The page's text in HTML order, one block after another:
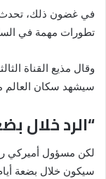
في غضون ذلك، تحدث
تطورات مهمة في
وقال مذيع القناة
سيشهد سكان العالم
“الرد خلال
لكن مسؤول أميركي
سيكون خلال بضعة